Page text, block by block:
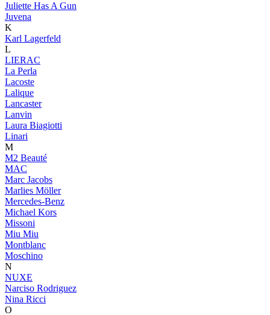
Juliette Has A Gun
Juvena
K
Karl Lagerfeld
L
LIERAC
La Perla
Lacoste
Lalique
Lancaster
Lanvin
Laura Biagiotti
Linari
M
M2 Beauté
MAC
Marc Jacobs
Marlies Möller
Mercedes-Benz
Michael Kors
Missoni
Miu Miu
Montblanc
Moschino
N
NUXE
Narciso Rodriguez
Nina Ricci
O